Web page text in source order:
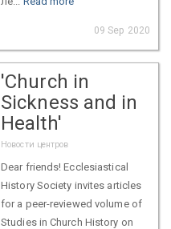
09 Sep 2020
'Church in
Sickness and in
Health'
Новости центров
Dear friends! Ecclesiastical
History Society invites articles
for a peer-reviewed volume of
Studies in Church History on